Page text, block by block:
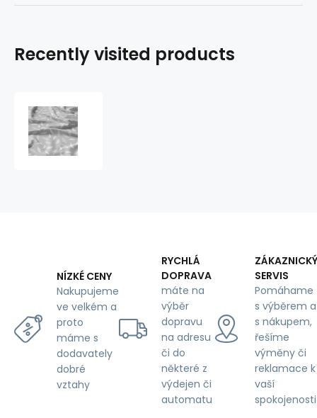
Recently visited products
NÍZKÉ CENY
Nakupujeme
ve velkém a
proto
máme s
dodavately
dobré
vztahy
RYCHLÁ
DOPRAVA
máte na
výběr
dopravu
na adresu
či do
některé z
výdejen či
automatu
ZÁKAZNICKÝ
SERVIS
Pomáhame
s výběrem a
s nákupem,
řešíme
výměny či
reklamace k
vaší
spokojenosti